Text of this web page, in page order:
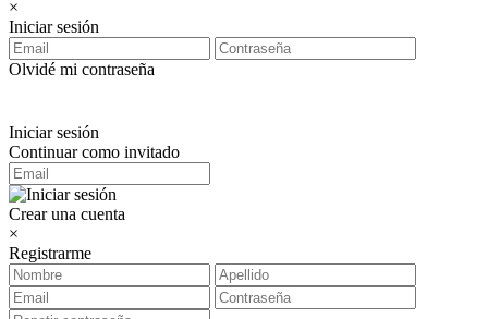
×
Iniciar sesión
Olvidé mi contraseña
Iniciar sesión
Continuar como invitado
Crear una cuenta
×
Registrarme